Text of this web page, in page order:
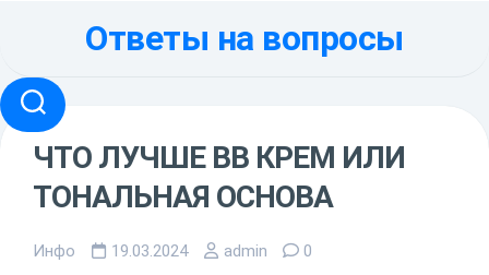
Ответы на вопросы
ЧТО ЛУЧШЕ BB КРЕМ ИЛИ
ТОНАЛЬНАЯ ОСНОВА
Инфо 19.03.2024 admin 0